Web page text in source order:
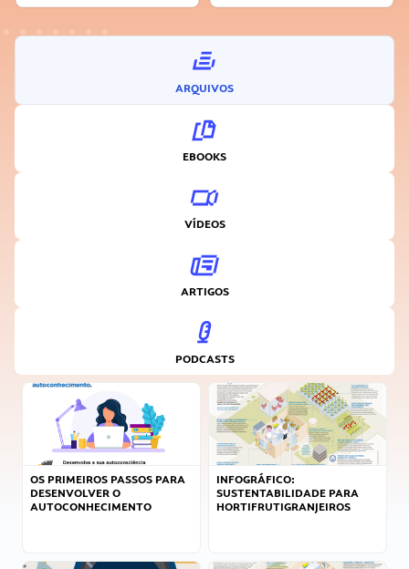
ARQUIVOS
EBOOKS
VÍDEOS
ARTIGOS
PODCASTS
OS PRIMEIROS PASSOS PARA
DESENVOLVER O
AUTOCONHECIMENTO
INFOGRÁFICO:
SUSTENTABILIDADE PARA
HORTIFRUTIGRANJEIROS